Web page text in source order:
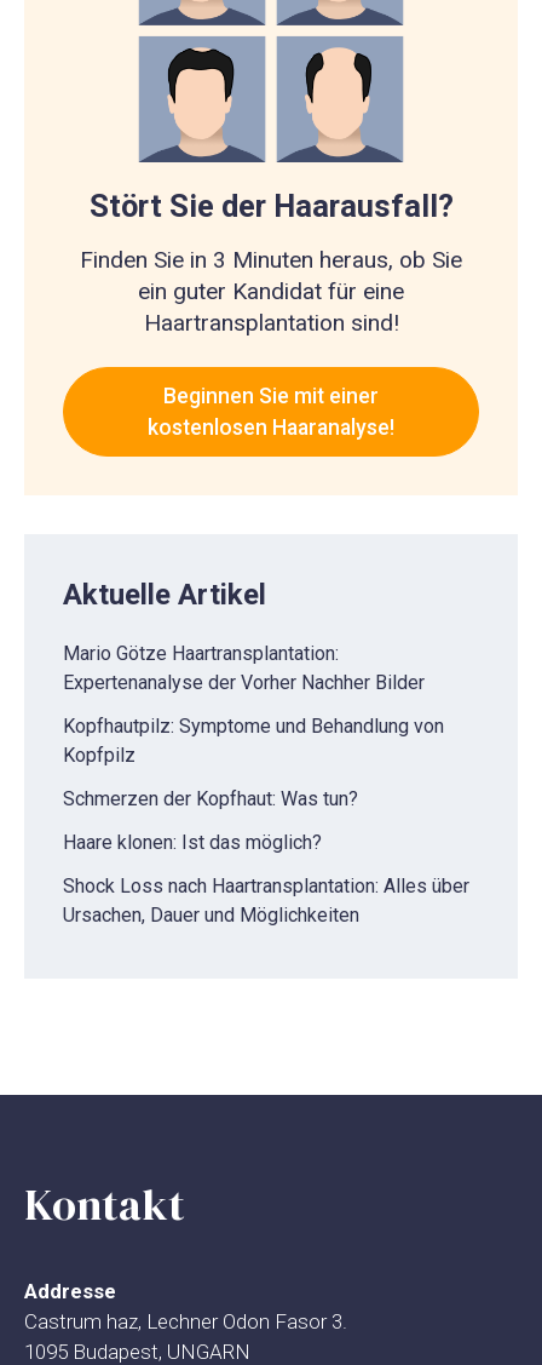
Stört Sie der Haarausfall?
Finden Sie in 3 Minuten heraus, ob Sie
ein guter Kandidat für eine
Haartransplantation sind!
Beginnen Sie mit einer
kostenlosen Haaranalyse!
Aktuelle Artikel
Mario Götze Haartransplantation:
Expertenanalyse der Vorher Nachher Bilder
Kopfhautpilz: Symptome und Behandlung von
Kopfpilz
Schmerzen der Kopfhaut: Was tun?
Haare klonen: Ist das möglich?
Shock Loss nach Haartransplantation: Alles über
Ursachen, Dauer und Möglichkeiten
Kontakt
Addresse
Castrum haz, Lechner Odon Fasor 3.
1095 Budapest, UNGARN